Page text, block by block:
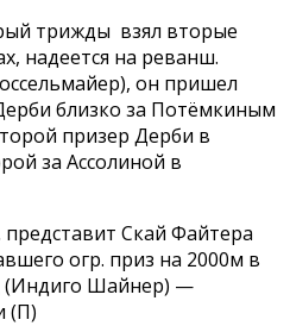
трижды взял вторые
надеется на реванш.
он пришел
близко за Потёмкиным
призер Дерби в
за Ассолиной в
Скай Файтера
огр. приз на 2000м в
(Индиго Шайнер) —
(П)